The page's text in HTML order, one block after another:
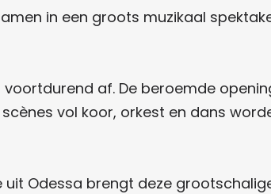
in een groots muzikaal
af. De beroemde
vol koor, orkest en dans
uit Odessa brengt deze